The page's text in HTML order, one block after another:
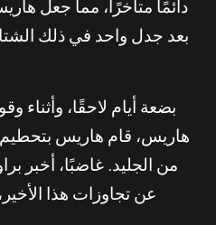
دائمًا متأخرًا، مما جعل
بعد جدل واحد في ذلك
بضعة أيام لاحقًا، وأثناء
هاريس، قام هاريس بتحطيم
من الجليد. غاضبًا، أخبر
عن تجاوزات هذا